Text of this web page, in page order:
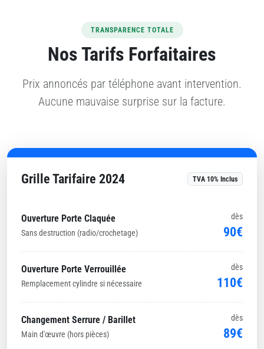
TRANSPARENCE TOTALE
Nos Tarifs Forfaitaires
Prix annoncés par téléphone avant intervention.
Aucune mauvaise surprise sur la facture.
Grille Tarifaire 2024 TVA 10% Inclus
Ouverture Porte Claquée
Sans destruction (radio/crochetage)
dès
90€
Ouverture Porte Verrouillée
Remplacement cylindre si nécessaire
dès
110€
Changement Serrure / Barillet
Main d'œuvre (hors pièces)
dès
89€